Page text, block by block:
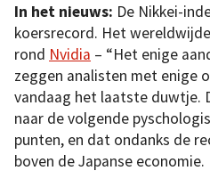
In het nieuws: De Nikkei-
koersrecord. Het
rond Nvidia – “Het enige
zeggen analisten met enige
vandaag het laatste duwtje.
naar de volgende
punten, en dat ondanks de
boven de Japanse economie.